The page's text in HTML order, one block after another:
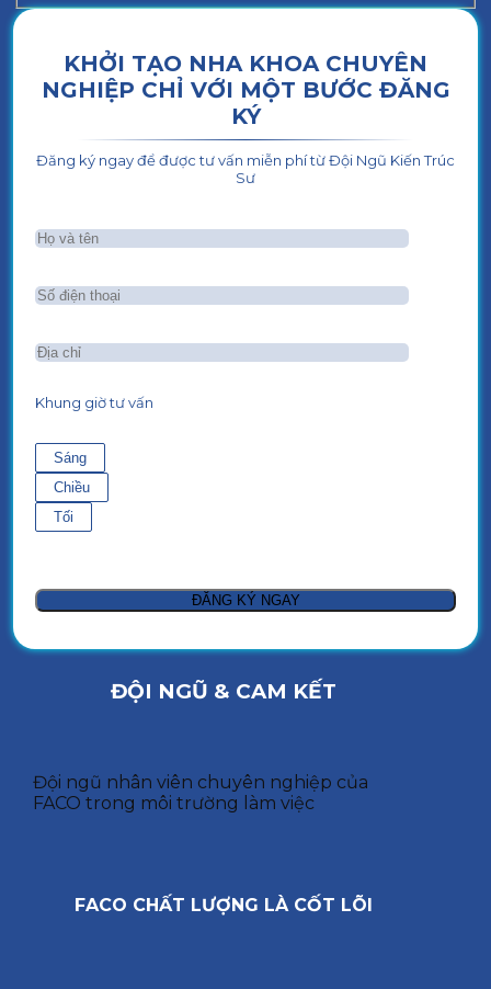
KHỞI TẠO NHA KHOA CHUYÊN
NGHIỆP CHỈ VỚI MỘT BƯỚC ĐĂNG
KÝ
Đăng ký ngay để được tư vấn miễn phí từ Đội Ngũ Kiến Trúc
Sư
Khung giờ tư vấn
Sáng
Chiều
Tối
ĐỘI NGŨ & CAM KẾT
Đội ngũ nhân viên chuyên nghiệp của
FACO trong môi trường làm việc
FACO CHẤT LƯỢNG LÀ CỐT LÕI